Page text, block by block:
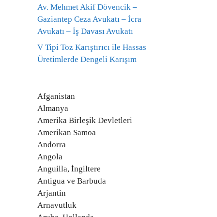
Av. Mehmet Akif Dövencik –
Gaziantep Ceza Avukatı – İcra
Avukatı – İş Davası Avukatı
V Tipi Toz Karıştırıcı ile Hassas
Üretimlerde Dengeli Karışım
Afganistan
Almanya
Amerika Birleşik Devletleri
Amerikan Samoa
Andorra
Angola
Anguilla, İngiltere
Antigua ve Barbuda
Arjantin
Arnavutluk